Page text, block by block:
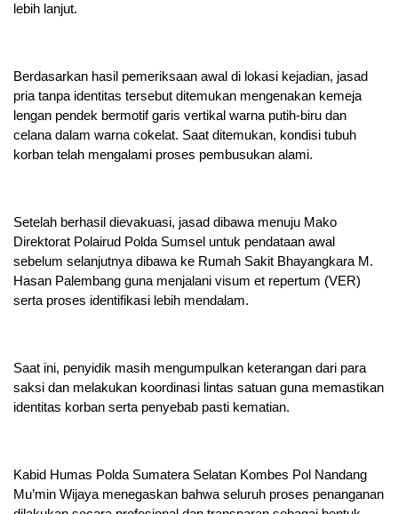
lebih lanjut.
Berdasarkan hasil pemeriksaan awal di lokasi kejadian, jasad
pria tanpa identitas tersebut ditemukan mengenakan kemeja
lengan pendek bermotif garis vertikal warna putih-biru dan
celana dalam warna cokelat. Saat ditemukan, kondisi tubuh
korban telah mengalami proses pembusukan alami.
Setelah berhasil dievakuasi, jasad dibawa menuju Mako
Direktorat Polairud Polda Sumsel untuk pendataan awal
sebelum selanjutnya dibawa ke Rumah Sakit Bhayangkara M.
Hasan Palembang guna menjalani visum et repertum (VER)
serta proses identifikasi lebih mendalam.
Saat ini, penyidik masih mengumpulkan keterangan dari para
saksi dan melakukan koordinasi lintas satuan guna memastikan
identitas korban serta penyebab pasti kematian.
Kabid Humas Polda Sumatera Selatan Kombes Pol Nandang
Mu’min Wijaya menegaskan bahwa seluruh proses penanganan